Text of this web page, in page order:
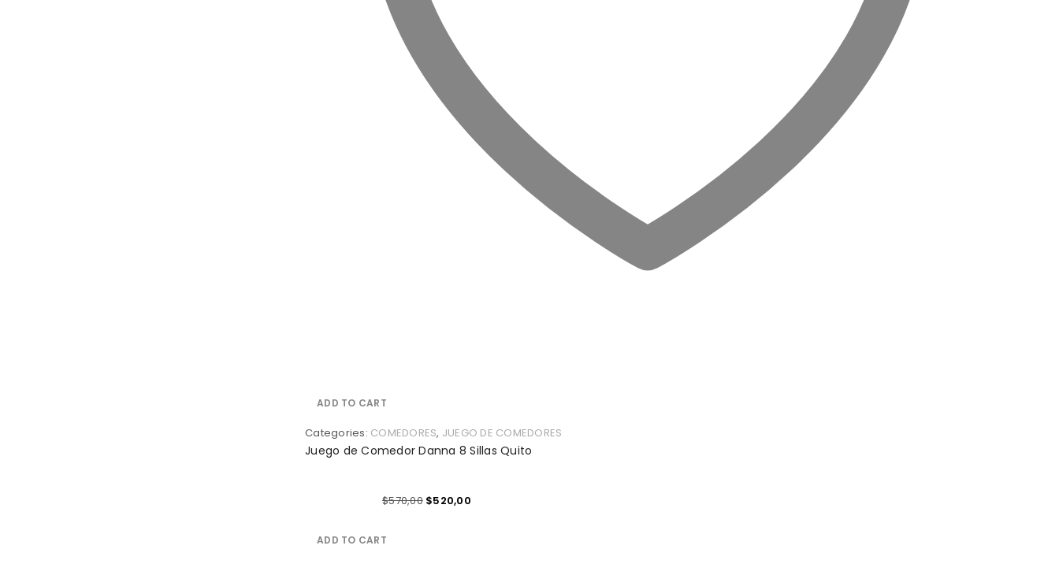
ADD TO CART
Categories: COMEDORES, JUEGO DE COMEDORES
Juego de Comedor Danna 8 Sillas Quito
$570,00 $520,00
ADD TO CART